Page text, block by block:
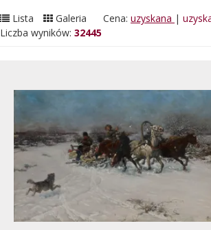
Lista Galeria Cena: uzyskana |
Liczba wyników: 32445